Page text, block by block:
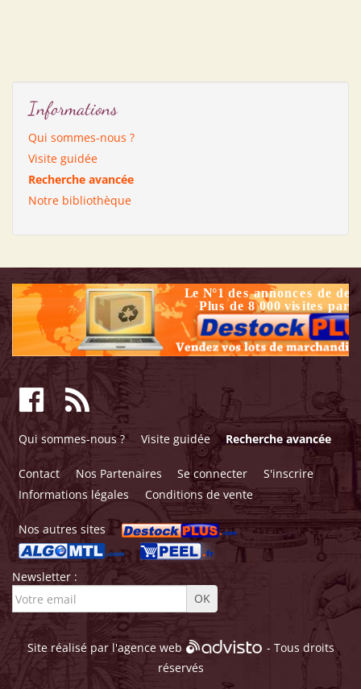
Informations
Qui sommes-nous ?
Visite guidée
Recherche avancée
Notre bibliothèque
Qui sommes-nous ? Visite guidée Recherche avancée
Contact Nos Partenaires Se connecter
S'inscrire
Informations légales
Conditions de vente
Nos autres sites
Newsletter :
Site réalisé par l'agence web
- Tous droits
réservés